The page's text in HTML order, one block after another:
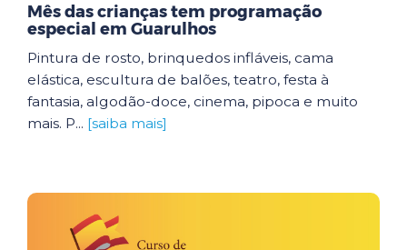
Mês das crianças tem programação
especial em Guarulhos
Pintura de rosto, brinquedos infláveis, cama
elástica, escultura de balões, teatro, festa à
fantasia, algodão-doce, cinema, pipoca e muito
mais. P... [saiba mais]